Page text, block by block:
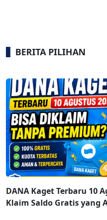
BERITA PILIHAN
DANA Kaget Terbaru 10
Klaim Saldo Gratis yang